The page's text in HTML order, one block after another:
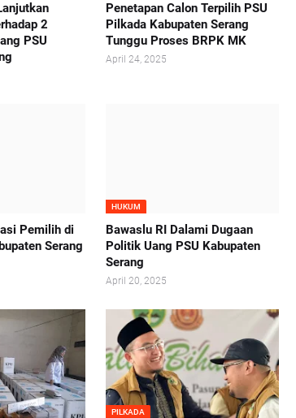
2
PSU
Penetapan Calon Terpilih PSU
Pilkada Kabupaten Serang
Tunggu Proses BRPK MK
April 24, 2025
Pemilih di
Serang
HUKUM
Bawaslu RI Dalami Dugaan
Politik Uang PSU Kabupaten
Serang
April 20, 2025
PILKADA